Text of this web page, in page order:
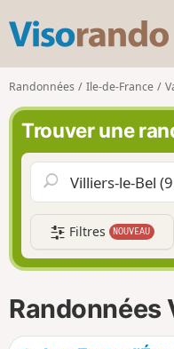
s
o
r
o
Randonnées Ile-de-France
Trouver une
Filtres NOUVEAU